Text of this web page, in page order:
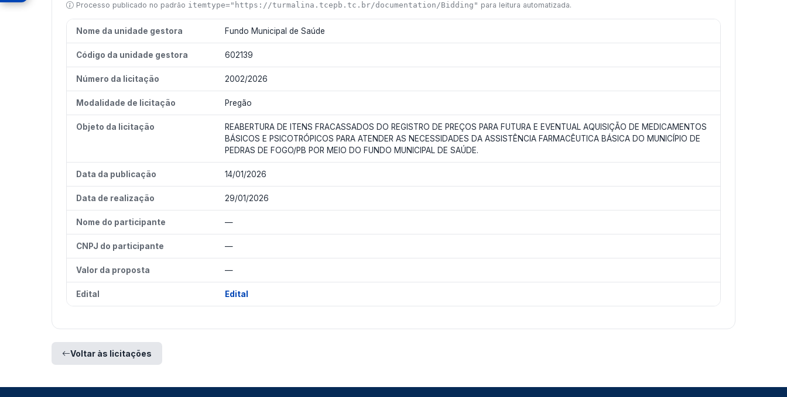
Processo publicado no padrão itemtype="https://turmalina.tcepb.tc.br/documentation/Bidding" para leitura automatizada.
Nome da unidade gestora Fundo Municipal de Saúde
Código da unidade gestora 602139
Número da licitação 2002/2026
Modalidade de licitação Pregão
Objeto da licitação
REABERTURA DE ITENS FRACASSADOS DO REGISTRO DE PREÇOS PARA FUTURA E EVENTUAL AQUISIÇÃO DE MEDICAMENTOS
BÁSICOS E PSICOTRÓPICOS PARA ATENDER AS NECESSIDADES DA ASSISTÊNCIA FARMACÊUTICA BÁSICA DO MUNICÍPIO DE
PEDRAS DE FOGO/PB POR MEIO DO FUNDO MUNICIPAL DE SAÚDE.
Data da publicação 14/01/2026
Data de realização 29/01/2026
Nome do participante —
CNPJ do participante —
Valor da proposta —
Edital Edital
Voltar às licitações